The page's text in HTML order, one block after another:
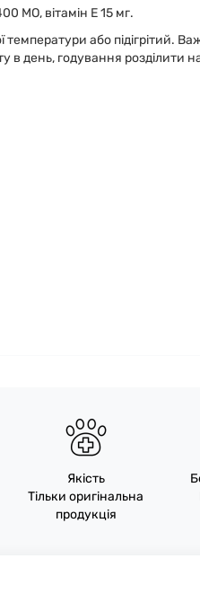
МО, вітамін Е 15 мг.
температури або
в день, годування
Якість
Тільки оригінальна
продукція